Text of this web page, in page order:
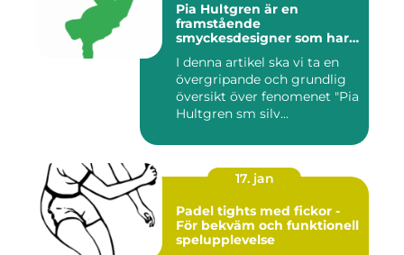
Pia Hultgren är en
framstående
smyckesdesigner som har
unika och vackra smycken i
silver
I denna artikel ska vi ta en
övergripande och grundlig
översikt över fenomenet "Pia
Hultgren sm silv...
17. jan
Padel tights med fickor -
För bekväm och funktionell
spelupplevelse